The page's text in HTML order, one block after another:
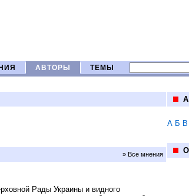
АВТОРЫ ТЕМЫ
» Все мнения
Рады Украины и видного
А Б В